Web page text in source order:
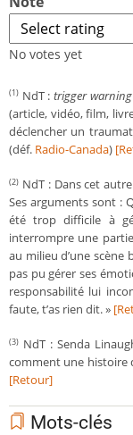
No votes yet
(1) NdT : trigger warning
(article, vidéo, film,
déclencher un
(déf. Radio-Canada)
(2) NdT : Dans cet
Ses arguments sont :
été trop difficile à
interrompre une
au milieu d’une scène
pas pu gérer ses
responsabilité lui
faute, t’as rien dit. »
(3) NdT : Senda
comment une histoire
[Retour]
Mots-clés